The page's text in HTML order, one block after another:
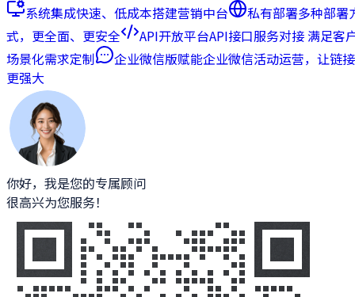
系统集成快速、低成本搭建营销中台 私有部署多种部署
式，更全面、更安全
API开放平台API接口服务对接 满足客
场景化需求定制
企业微信版赋能企业微信活动运营，让链接
更强大
你好，我是您的专属顾问
很高兴为您服务！